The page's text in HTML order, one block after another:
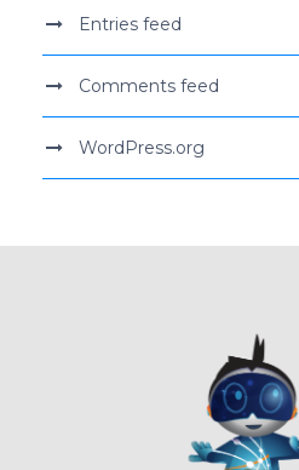
Entries feed
Comments feed
WordPress.org